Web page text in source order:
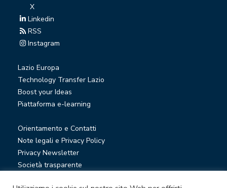
X
Linkedin
RSS
Instagram
Lazio Europa
Technology Transfer Lazio
Boost your Ideas
Piattaforma e-learning
Orientamento e Contatti
Note legali e Privacy Policy
Privacy Newsletter
Società trasparente